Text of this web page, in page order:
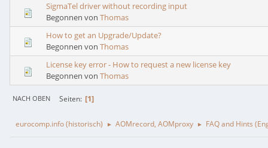
SigmaTel driver without recording input
Begonnen von Thomas
How to get an Upgrade/Update?
Begonnen von Thomas
License key error - How to request a new license key
Begonnen von Thomas
NACH OBEN Seiten 1
eurocomp.info (historisch) ► AOMrecord, AOMproxy ► FAQ and Hints